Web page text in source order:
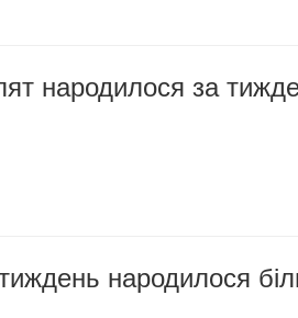
народилося за
народилося